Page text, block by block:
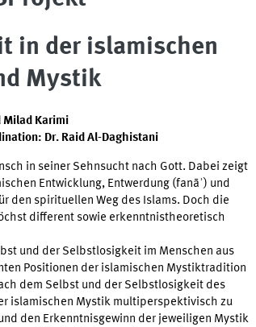
in der islamischen
Mystik
Milad Karimi
Dr. Raid Al-Daghistani
in seiner Sehnsucht nach Gott. Dabei zeigt
Entwicklung, Entwerdung (fanāʾ) und
den spirituellen Weg des Islams. Doch die
different sowie erkenntnistheoretisch
und der Selbstlosigkeit im Menschen aus
Positionen der islamischen Mystiktradition
dem Selbst und der Selbstlosigkeit des
islamischen Mystik multiperspektivisch zu
den Erkenntnisgewinn der jeweiligen Mystik